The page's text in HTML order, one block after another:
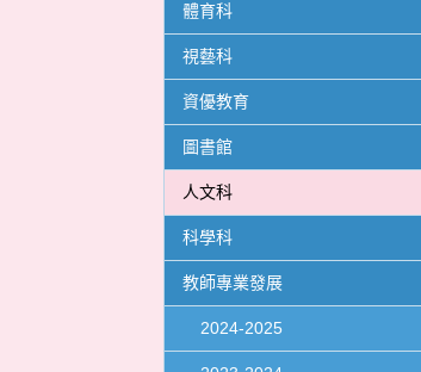
體育科
視藝科
資優教育
圖書館
人文科
科學科
教師專業發展
2024-2025